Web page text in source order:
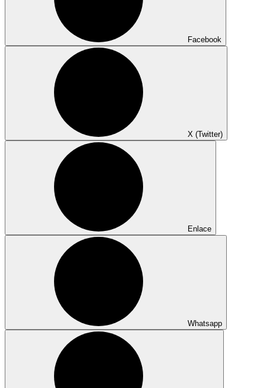
Facebook
X (Twitter)
Enlace
Whatsapp